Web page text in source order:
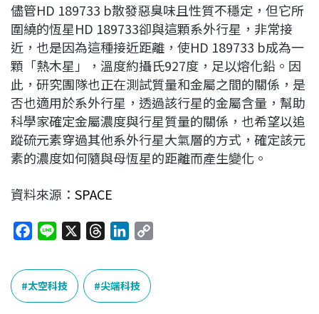
儘管HD 189733 b散發惡臭味且性質不穩定，但它所
圍繞的恆星HD 189733卻與這顆系外行星，非常接
近，也是因為這種接近距離，使HD 189733 b成為一
顆「熱木星」，溫度約攝氏927度，足以熔化鉛。因
此，研究團隊也正在測試質量和金屬之間的關係，是
否也適用於系外行星，透過該行星的金屬含量，幫助
科學家確定金屬濃度與行星質量的關係，也希望以追
蹤硫元素穿過其他系外行星大氣層的方式，確定該元
素的濃度如何隨與母恆星的距離而產生變化。
資料來源： SPACE
c
e
b
n
e
r
e
a
n
k
e
太空科技 尖端科技